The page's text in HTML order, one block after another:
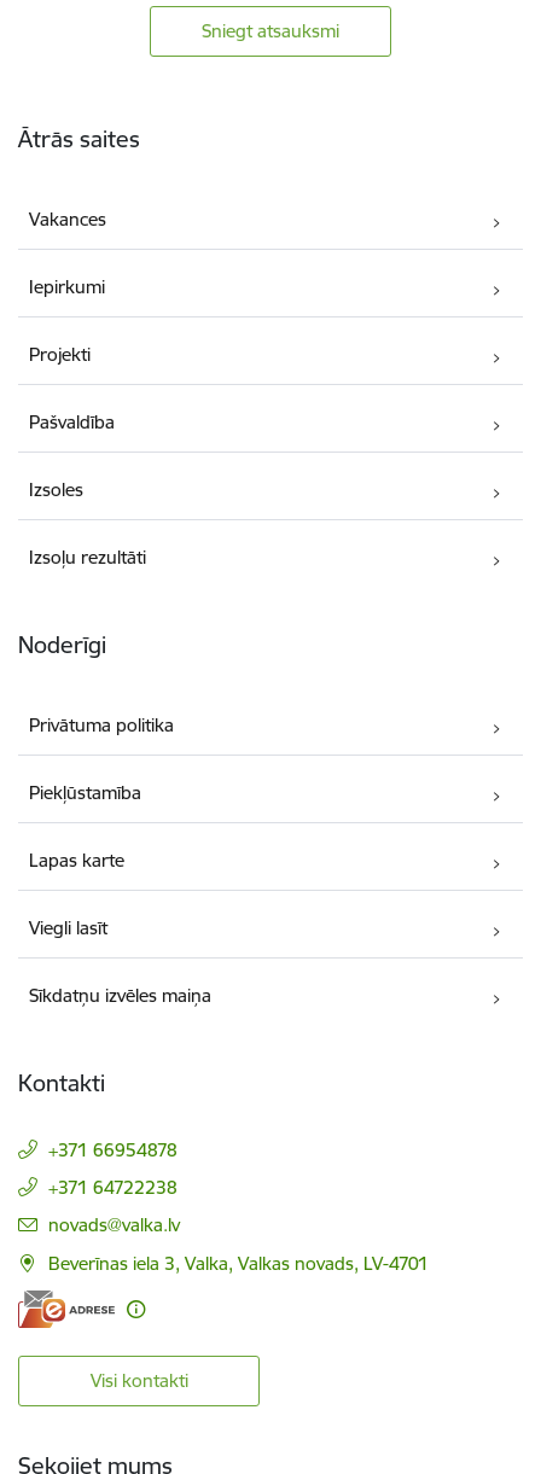
Sniegt atsauksmi
Ātrās saites
Vakances
Iepirkumi
Projekti
Pašvaldība
Izsoles
Izsoļu rezultāti
Noderīgi
Privātuma politika
Piekļūstamība
Lapas karte
Viegli lasīt
Sīkdatņu izvēles maiņa
Kontakti
+371 66954878
+371 64722238
E-pasts:
novads@valka.lv
Beverīnas iela 3, Valka, Valkas novads, LV-4701
Visi kontakti
Sekojiet mums